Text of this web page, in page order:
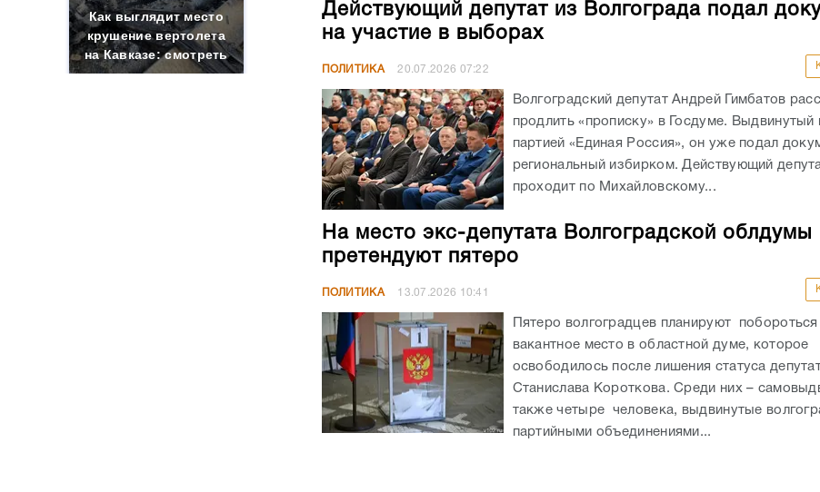
Как выглядит место
крушение вертолета
на Кавказе: смотреть
Действующий депутат из Волгограда подал
на участие в выборах
ПОЛИТИКА 20.07.2026 07:22
Волгоградский депутат Андрей Гимбатов
продлить «прописку» в Госдуме.
партией «Единая Россия», он уже подал
региональный избирком. Действующий
проходит по Михайловскому...
На место экс-депутата Волгоградской облдумы
претендуют пятеро
ПОЛИТИКА 13.07.2026 10:41
Пятеро волгоградцев планируют побороться
вакантное место в областной думе, которое
освободилось после лишения статуса
Станислава Короткова. Среди них –
также четыре человека, выдвинутые
партийными объединениями...